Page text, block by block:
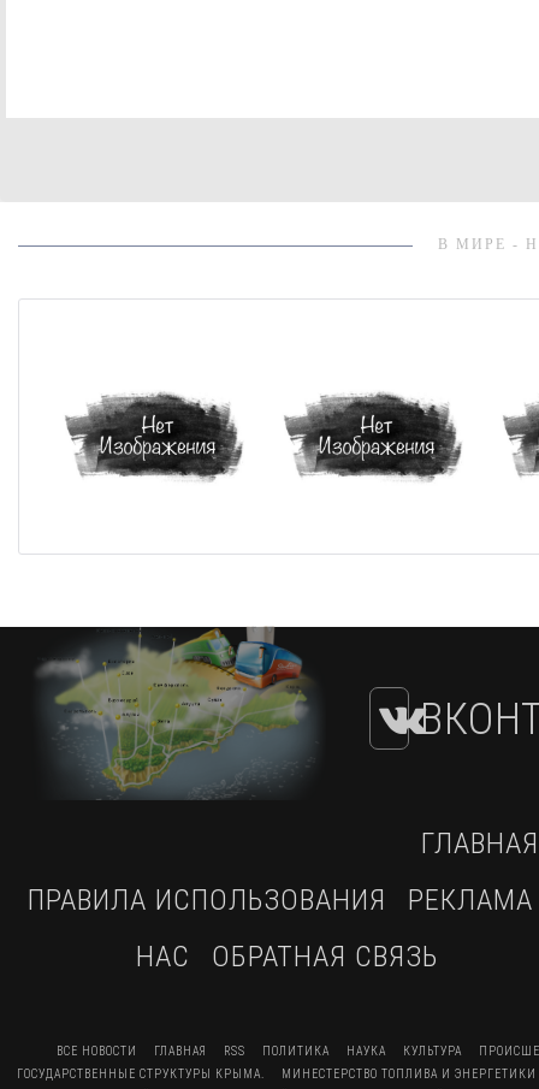
В МИРЕ -
ГЛАВНАЯ
ПРАВИЛА ИСПОЛЬЗОВАНИЯ
РЕКЛАМА
НАС
ОБРАТНАЯ СВЯЗЬ
ВСЕ НОВОСТИ ГЛАВНАЯ RSS ПОЛИТИКА НАУКА КУЛЬТУРА
ГОСУДАРСТВЕННЫЕ СТРУКТУРЫ КРЫМА.
МИНЕСТЕРСТВО ТОПЛИВА И